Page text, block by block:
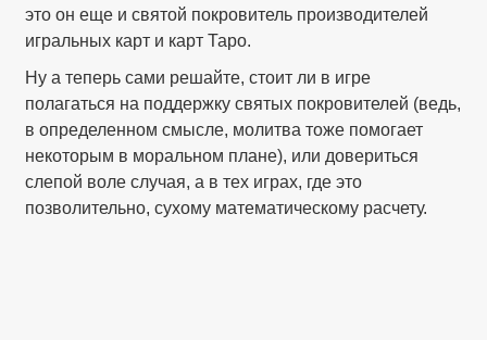
это он еще и святой покровитель производителей
игральных карт и карт Таро.
Ну а теперь сами решайте, стоит ли в игре
полагаться на поддержку святых покровителей (ведь,
в определенном смысле, молитва тоже помогает
некоторым в моральном плане), или довериться
слепой воле случая, а в тех играх, где это
позволительно, сухому математическому расчету.